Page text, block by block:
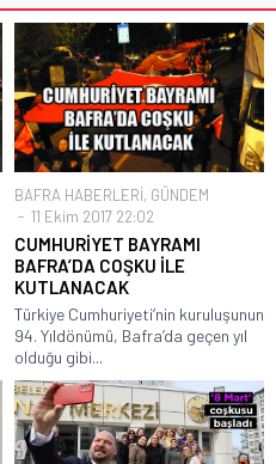
BAFRA HABERLERİ, GÜNDEM
11 Ekim 2017 22:02
CUMHURİYET BAYRAMI
BAFRA’DA COŞKU İLE
KUTLANACAK
Türkiye Cumhuriyeti’nin kuruluşunun
94. Yıldönümü, Bafra’da geçen yıl
olduğu gibi...